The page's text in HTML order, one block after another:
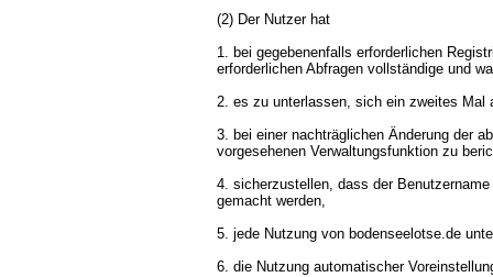
(2) Der Nutzer hat
1. bei gegebenenfalls erforderlichen
erforderlichen Abfragen vollständige und
2. es zu unterlassen, sich ein zweites Mal
3. bei einer nachträglichen Änderung der
vorgesehenen Verwaltungsfunktion zu
4. sicherzustellen, dass der
gemacht werden,
5. jede Nutzung von bodenseelotse.de
6. die Nutzung automatischer